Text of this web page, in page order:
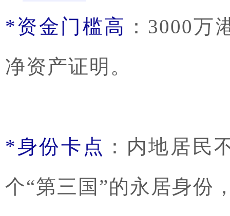
*资金门槛高 ：3000
净资产证明。
*身份卡点 ：内地居民
个“第三国”的永居身份